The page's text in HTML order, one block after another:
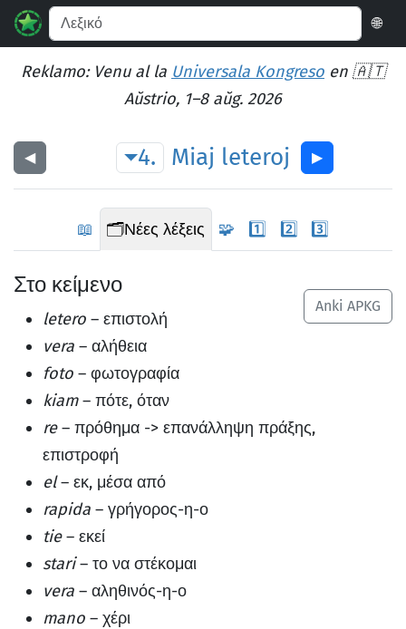
🌐
Reklamo: Venu al la Universala Kongreso en 🇦🇹
Aŭstrio, 1–8 aŭg. 2026
◀︎ 4. Miaj leteroj ▶︎
📖 🗂️Νέες λέξεις 🧩 1️⃣ 2️⃣ 3️⃣
Anki APKG
Στο κείμενο
letero – επιστολή
vera – αλήθεια
foto – φωτογραφία
kiam– πότε, όταν
re– πρόθημα -> επανάλληψη πράξης,
επιστροφή
el– εκ, μέσα από
rapida – γρήγορος-η-ο
tie– εκεί
stari– το να στέκομαι
vera – αληθινός-η-ο
mano – χέρι